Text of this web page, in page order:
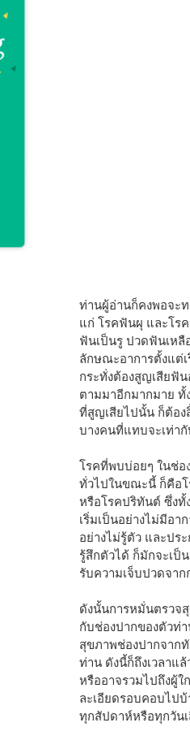
ท่านผู้อ่านก็คงพอจะ
แก่ โรคฟันผุ และโร
ฟันเป็นรู ปวดฟันเหลื
ลักษณะอาการตั้งแต่
กระทั่งต้องสูญเสียฟั
ตามมาอีกมากมาย ทั้
ที่สูญเสียไปนั้น ก็ต้อง
บางคนที่แทบจะเท่ากั
โรคที่พบบ่อยๆ ในช่
ทั่วไปในขณะนี้ ก็คือโ
หรือโรคปริทันต์ ซึ่ง
เริ่มเป็นอย่างไม่มีอา
อย่างไม่รู้ตัว และปร
รู้สึกตัวได้ ก็มักจะเป็
รับความเจ็บปวดจาก
ดังนั้นการหมั่นตรวจ
กับช่องปากของตัวท่
สุขภาพช่องปากจาก
ท่าน ดังนี้ก็ถึงเวลาแ
หรืออาจรวมไปถึงผู้
ละเอียดรอบคอบไป
ทุกสัปดาห์หรือทุกวัน